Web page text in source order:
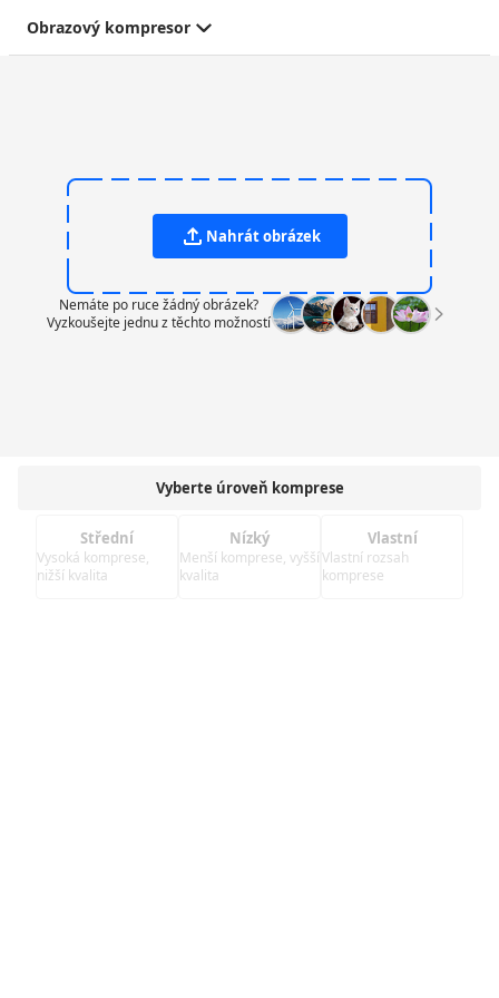
Obrazový kompresor
Vyberte úroveň komprese
Střední
Vysoká komprese,
nižší kvalita
Nízký
Menší komprese, vyšší
kvalita
Vlastní
Vlastní rozsah
komprese
Nahrát obrázek
Nemáte po ruce žádný obrázek?
Vyzkoušejte jednu z těchto možností